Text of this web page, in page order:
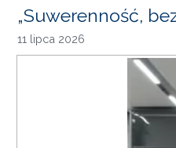
„Suwerenność,
11 lipca 2026